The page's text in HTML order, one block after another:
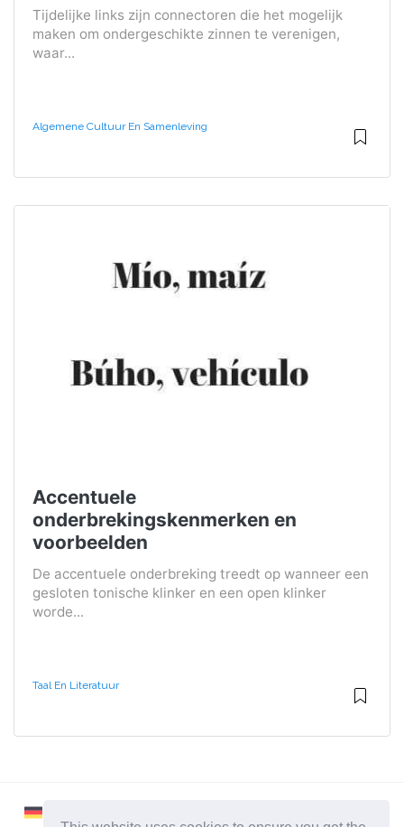
Tijdelijke links zijn connectoren die het mogelijk
maken om ondergeschikte zinnen te verenigen,
waar...
Algemene Cultuur En Samenleving
Accentuele
onderbrekingskenmerken en
voorbeelden
De accentuele onderbreking treedt op wanneer een
gesloten tonische klinker en een open klinker
worde...
Taal En Literatuur